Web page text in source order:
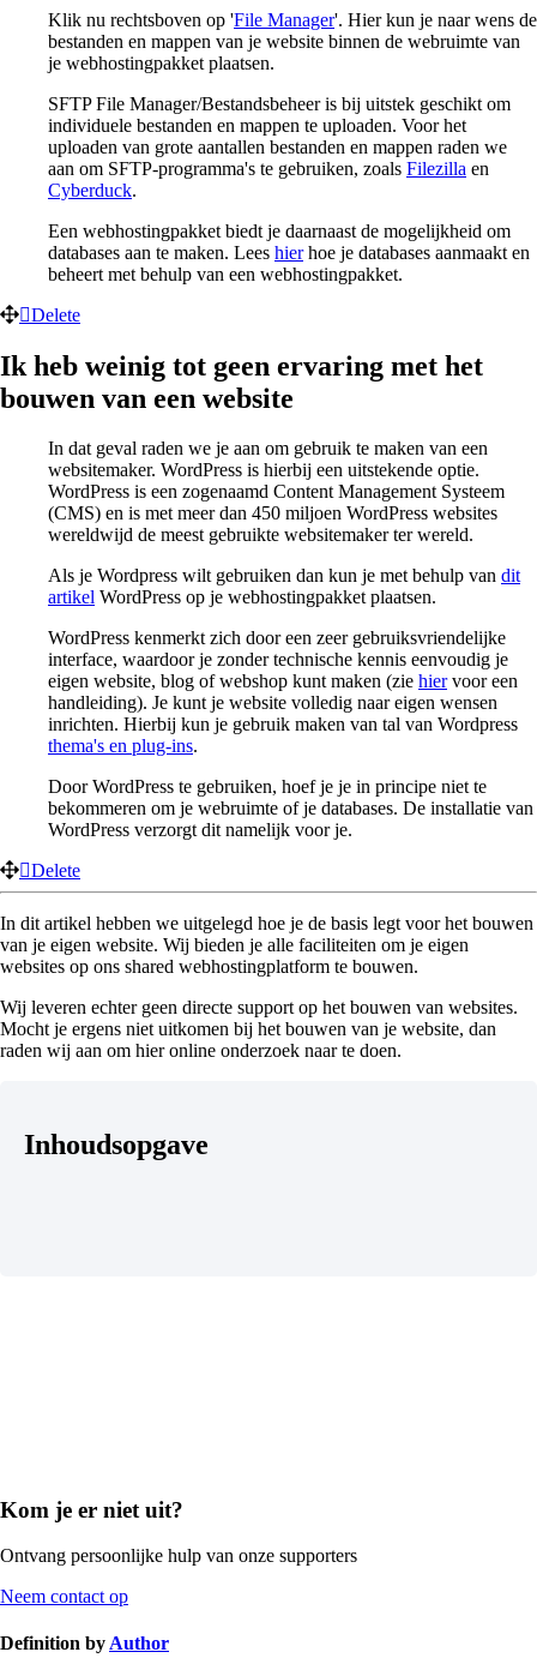
Klik nu rechtsboven op 'File Manager'. Hier kun je naar wens de
bestanden en mappen van je website binnen de webruimte van
je webhostingpakket plaatsen.
SFTP File Manager/Bestandsbeheer is bij uitstek geschikt om
individuele bestanden en mappen te uploaden. Voor het
uploaden van grote aantallen bestanden en mappen raden we
aan om SFTP-programma's te gebruiken, zoals Filezilla en
Cyberduck.
Een webhostingpakket biedt je daarnaast de mogelijkheid om
databases aan te maken. Lees hierhoe je databases aanmaakt en
beheert met behulp van een webhostingpakket.
Delete
Ik heb weinig tot geen ervaring met het
bouwen van een website
In dat geval raden we je aan om gebruik te maken van een
websitemaker. WordPress is hierbij een uitstekende optie.
WordPress is een zogenaamd Content Management Systeem
(CMS) en is met meer dan 450 miljoen WordPress websites
wereldwijd de meest gebruikte websitemaker ter wereld.
Als je Wordpress wilt gebruiken dan kun je met behulp van dit
artikel WordPress op je webhostingpakket plaatsen.
WordPress kenmerkt zich door een zeer gebruiksvriendelijke
interface, waardoor je zonder technische kennis eenvoudig je
eigen website, blog of webshop kunt maken (zie hiervoor een
handleiding). Je kunt je website volledig naar eigen wensen
inrichten. Hierbij kun je gebruik maken van tal van Wordpress
thema's en plug-ins.
Door WordPress te gebruiken, hoef je je in principe niet te
bekommeren om je webruimte of je databases. De installatie van
WordPress verzorgt dit namelijk voor je.
Delete
In dit artikel hebben we uitgelegd hoe je de basis legt voor het bouwen
van je eigen website. Wij bieden je alle faciliteiten om je eigen
websites op ons shared webhostingplatform te bouwen.
Wij leveren echter geen directe support op het bouwen van websites.
Mocht je ergens niet uitkomen bij het bouwen van je website, dan
raden wij aan om hier online onderzoek naar te doen.
Inhoudsopgave
Kom je er niet uit?
Ontvang persoonlijke hulp van onze supporters
Neem contact op
Definition by Author